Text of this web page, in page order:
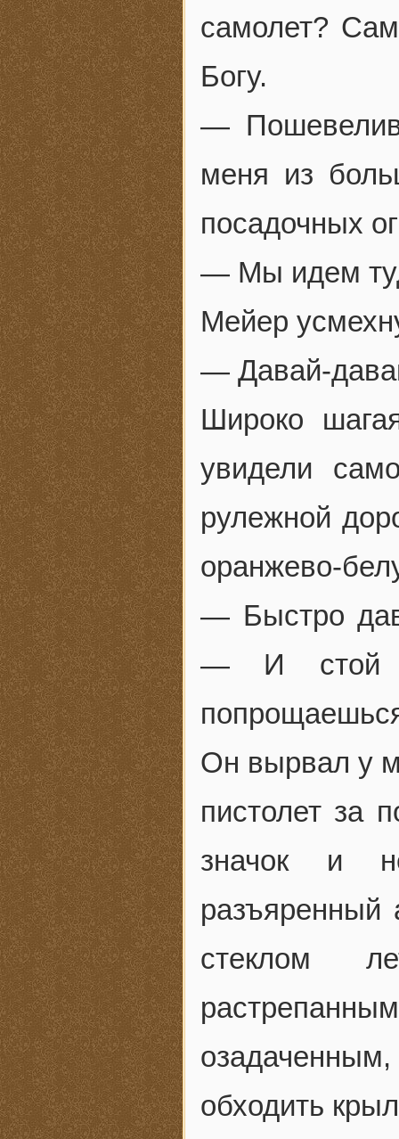
самолет?
Богу.
—
меня из
посадочных
— Мы идем
Мейер
— Давай-
Широко
увидели
рулежной
оранжево-
— Быстро
— И стой
Он вырвал у
пистолет за
значок и
разъяренный
стеклом
обходить